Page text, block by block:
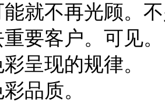
不再光顾。不
客户。可见。
现的规律。
品质。